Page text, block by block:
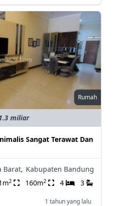
Rumah
miliar
Sangat Terawat Dan
Barat, Kabupaten Bandung
2 160m2 4 3
1 tahun yang lalu